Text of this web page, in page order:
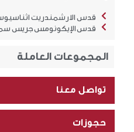
قدس الارشمندريت
قدس الإيكونومس جريس
المجموعات العاملة
تواصل معنا
حجوزات